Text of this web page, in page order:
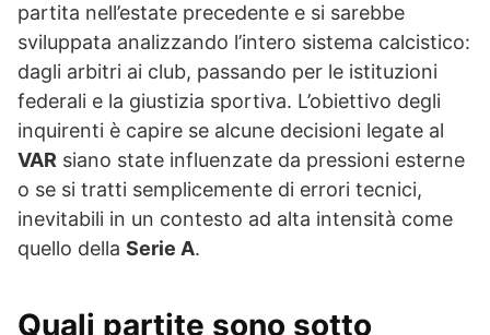
partita nell’estate precedente e si sarebbe
sviluppata analizzando l’intero sistema calcistico:
dagli arbitri ai club, passando per le istituzioni
federali e la giustizia sportiva. L’obiettivo degli
inquirenti è capire se alcune decisioni legate al
VAR siano state influenzate da pressioni esterne
o se si tratti semplicemente di errori tecnici,
inevitabili in un contesto ad alta intensità come
quello della Serie A.
Quali partite sono sotto